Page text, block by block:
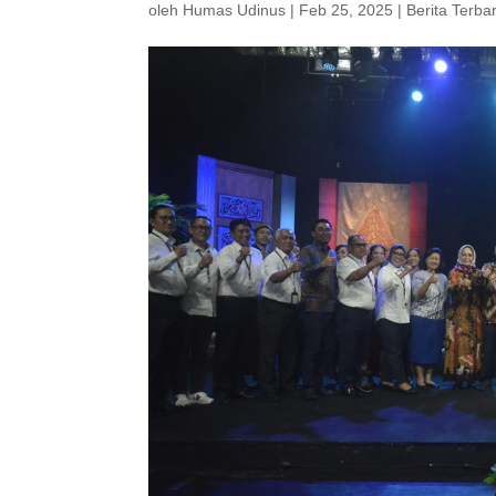
oleh Humas Udinus | Feb 25, 2025 | Berita